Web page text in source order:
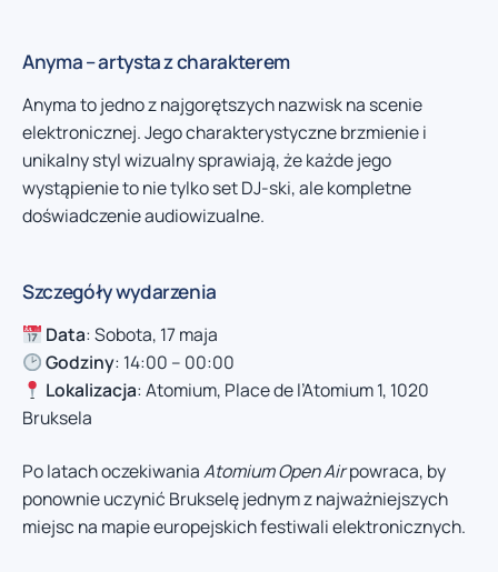
Anyma – artysta z charakterem
Anyma to jedno z najgorętszych nazwisk na scenie
elektronicznej. Jego charakterystyczne brzmienie i
unikalny styl wizualny sprawiają, że każde jego
wystąpienie to nie tylko set DJ-ski, ale kompletne
doświadczenie audiowizualne.
Szczegóły wydarzenia
Data: Sobota, 17 maja
Godziny: 14:00 – 00:00
Lokalizacja: Atomium, Place de l’Atomium 1, 1020
Bruksela
Po latach oczekiwaniaAtomium Open Airpowraca, by
ponownie uczynić Brukselę jednym z najważniejszych
miejsc na mapie europejskich festiwali elektronicznych.